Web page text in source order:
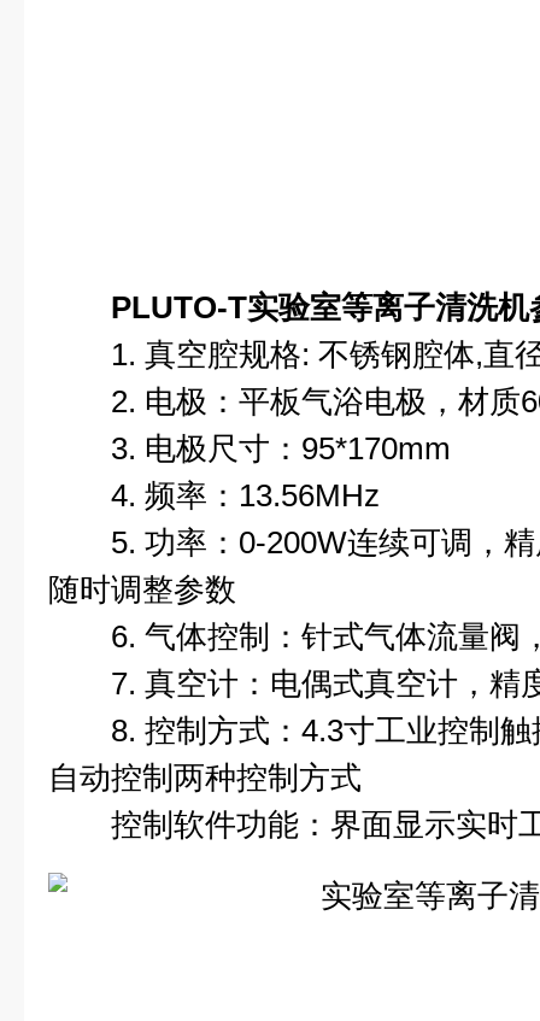
PLUTO-T实验室等离子清洗机
1. 真空腔规格: 不锈钢腔体,直
2. 电极：平板气浴电极，材质
3. 电极尺寸：95*170mm
4. 频率：13.56MHz
5. 功率：0-200W连续可调，精
随时调整参数
6. 气体控制：针式气体流量阀
7. 真空计：电偶式真空计，精
8. 控制方式：4.3寸工业控制触
自动控制两种控制方式
控制软件功能：界面显示实时